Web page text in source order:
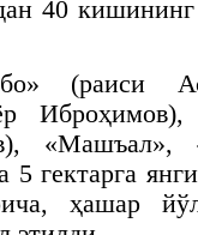
40
(раиси
«Машъал»,
гектарга
ҳашар